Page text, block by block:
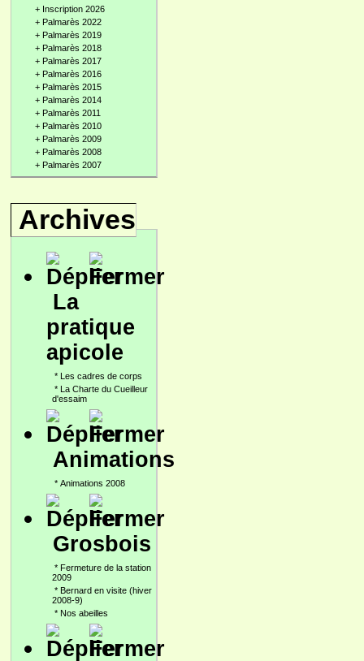
+ Inscription 2026
+ Palmarès 2022
+ Palmarès 2019
+ Palmarès 2018
+ Palmarès 2017
+ Palmarès 2016
+ Palmarès 2015
+ Palmarès 2014
+ Palmarès 2011
+ Palmarès 2010
+ Palmarès 2009
+ Palmarès 2008
+ Palmarès 2007
Archives
La
pratique
apicole
* Les cadres de corps
* La Charte du Cueilleur
d'essaim
Animations
* Animations 2008
Grosbois
* Fermeture de la station
2009
* Bernard en visite (hiver
2008-9)
* Nos abeilles